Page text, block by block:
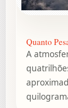
Quanto
A